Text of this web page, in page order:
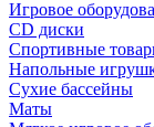
Игровое
CD диски
Спортивные
Напольные
Сухие бассейны
Маты